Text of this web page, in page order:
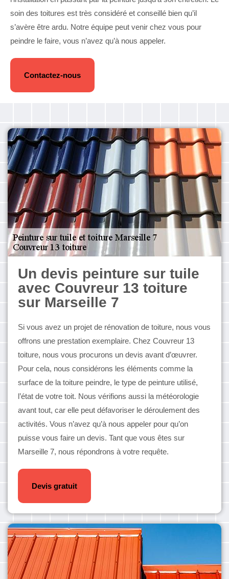
soin des toitures est très considéré et conseillé bien qu’il
s’avère être ardu. Notre équipe peut venir chez vous pour
peindre le faire, vous n’avez qu’à nous appeler.
Contactez-nous
Un devis peinture sur tuile
avec Couvreur 13 toiture
sur Marseille 7
Si vous avez un projet de rénovation de toiture, nous vous
offrons une prestation exemplaire. Chez Couvreur 13
toiture, nous vous procurons un devis avant d’œuvrer.
Pour cela, nous considérons les éléments comme la
surface de la toiture peindre, le type de peinture utilisé,
l’état de votre toit. Nous vérifions aussi la météorologie
avant tout, car elle peut défavoriser le déroulement des
activités. Vous n’avez qu’à nous appeler pour qu’on
puisse vous faire un devis. Tant que vous êtes sur
Marseille 7, nous répondrons à votre requête.
Devis gratuit